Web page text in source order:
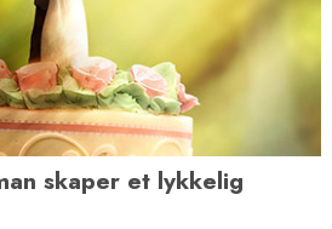
skaper et lykkelig